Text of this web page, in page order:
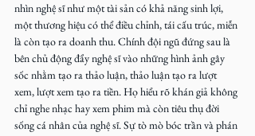
nhìn nghệ sĩ như một tài sản có khả năng sinh lợi,
một thương hiệu có thể điều chỉnh, tái cấu trúc, miễn
là còn tạo ra doanh thu. Chính đội ngũ đứng sau là
bên chủ động đẩy nghệ sĩ vào những hình ảnh gây
sốc nhằm tạo ra thảo luận, thảo luận tạo ra lượt
xem, lượt xem tạo ra tiền. Họ hiểu rõ khán giả không
chỉ nghe nhạc hay xem phim mà còn tiêu thụ đời
sống cá nhân của nghệ sĩ. Sự tò mò bóc trần và phán